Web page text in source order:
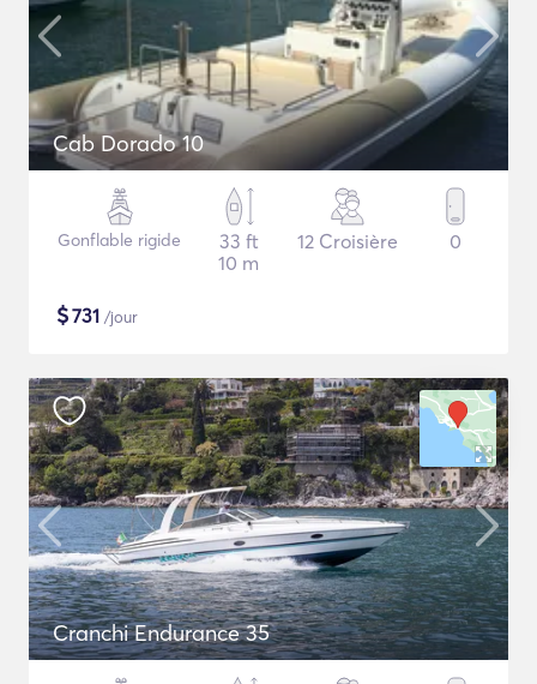
Cab Dorado 10
Gonflable rigide
33 ft
10 m
12 Croisière 0
$731 /jour
Cranchi Endurance 35